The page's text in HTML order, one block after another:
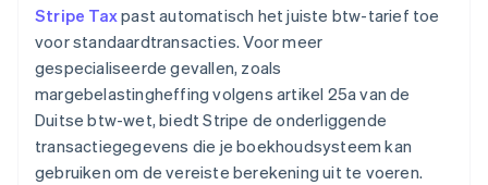
Stripe Taxpast automatisch het juiste btw-tarief toe
voor standaardtransacties. Voor meer
gespecialiseerde gevallen, zoals
margebelastingheffing volgens artikel 25a van de
Duitse btw-wet, biedt Stripe de onderliggende
transactiegegevens die je boekhoudsysteem kan
gebruiken om de vereiste berekening uit te voeren.